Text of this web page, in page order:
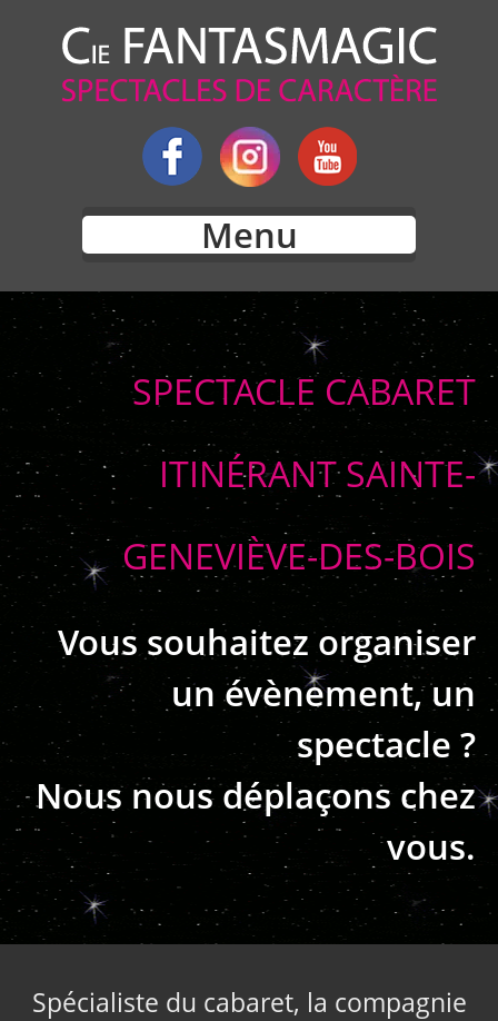
Menu
SPECTACLE CABARET
ITINÉRANT SAINTE-
GENEVIÈVE-DES-BOIS
Vous souhaitez organiser
un évènement, un
spectacle ?
Nous nous déplaçons chez
vous.
Spécialiste du cabaret, la compagnie